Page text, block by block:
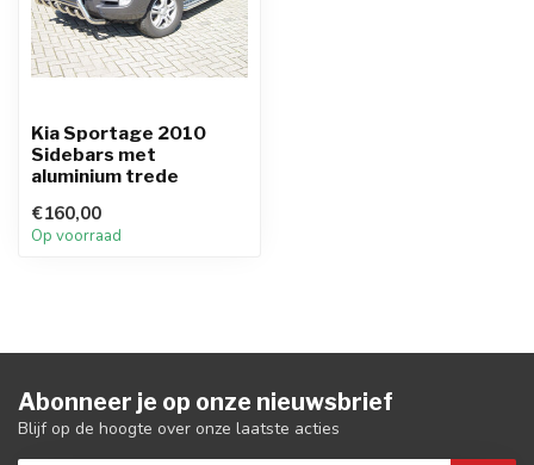
Kia Sportage 2010
Sidebars met
aluminium trede
€160,00
Op voorraad
Abonneer je op onze nieuwsbrief
Blijf op de hoogte over onze laatste acties